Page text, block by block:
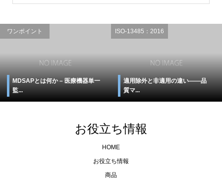
ワンポイント
MDSAPとは何か – 医療機器単一
監...
ISO-13485：2016
適用除外と非適用の違い――品
質マ...
お役立ち情報
HOME
お役立ち情報
商品